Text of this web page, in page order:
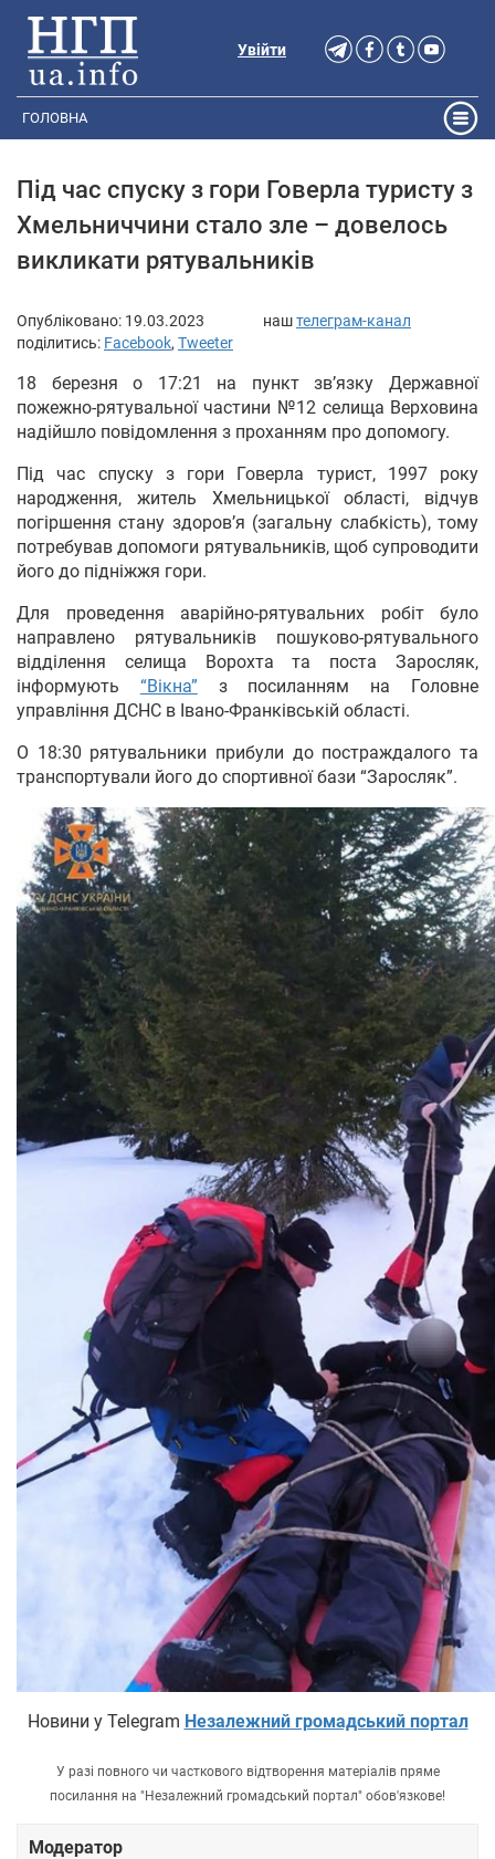
Увійти
ГОЛОВНА
Під час спуску з гори Говерла туристу з
Хмельниччини стало зле – довелось
викликати рятувальників
Опубліковано: 19.03.2023 наштелеграм-канал
поділитись: Facebook, Tweeter
18 березня о 17:21 на пункт зв’язку Державної
пожежно-рятувальної частини №12 селища Верховина
надійшло повідомлення з проханням про допомогу.
Під час спуску з гори Говерла турист, 1997 року
народження, житель Хмельницької області, відчув
погіршення стану здоров’я (загальну слабкість), тому
потребував допомоги рятувальників, щоб супроводити
його до підніжжя гори.
Для проведення аварійно-рятувальних робіт було
направлено рятувальників пошуково-рятувального
відділення селища Ворохта та поста Заросляк,
інформують “Вікна” з посиланням на Головне
управління ДСНС в Івано-Франківській області.
О 18:30 рятувальники прибули до постраждалого та
транспортували його до спортивної бази “Заросляк”.
Новини у Telegram Незалежний громадський портал
У разі повного чи часткового відтворення матеріалів пряме
посилання на "Незалежний громадський портал" обов'язкове!
Модератор